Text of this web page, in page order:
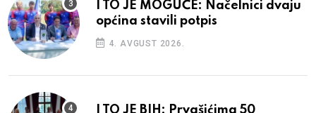
I TO JE MOGUĆE: Načelnici dvaju
općina stavili potpis
4. AVGUST 2026.
I TO JE BIH: Prvašićima 50